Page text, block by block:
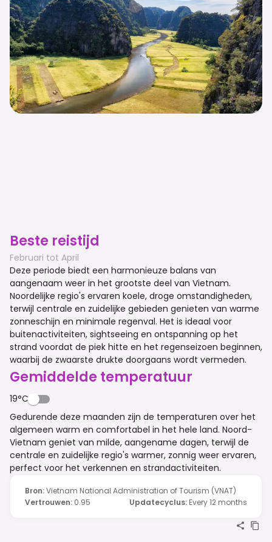
Beste reistijd
Februari tot April
Deze periode biedt een harmonieuze balans van
aangenaam weer in het grootste deel van Vietnam.
Noordelijke regio's ervaren koele, droge omstandigheden,
terwijl centrale en zuidelijke gebieden genieten van warme
zonneschijn en minimale regenval. Het is ideaal voor
buitenactiviteiten, sightseeing en ontspanning op het
strand voordat de piek hitte en het regenseizoen beginnen,
waarbij de zwaarste drukte doorgaans wordt vermeden.
Gemiddelde temperatuur
19°C
Gedurende deze maanden zijn de temperaturen over het
algemeen warm en comfortabel in het hele land. Noord-
Vietnam geniet van milde, aangename dagen, terwijl de
centrale en zuidelijke regio's warmer, zonnig weer ervaren,
perfect voor het verkennen en strandactiviteiten.
Bron:Vietnam National Administration of Tourism (VNAT)
Vertrouwen: 0.95 Updatecyclus: Every 12 months